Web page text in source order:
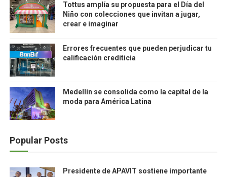
Tottus amplía su propuesta para el Día del
Niño con colecciones que invitan a jugar,
crear e imaginar
Errores frecuentes que pueden perjudicar tu
calificación crediticia
Medellín se consolida como la capital de la
moda para América Latina
Popular Posts
Presidente de APAVIT sostiene importante